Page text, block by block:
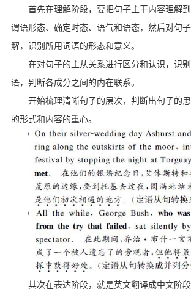
首先在理解阶段，要把句子主干内容理解
谓语形态、确定时态、语气和语态，然后对句
解，识别所用词语的形态和意义。
在对句子的主从关系进行区分和认识，识
语，判断各成分之间的内在联系。
开始梳理清晰句子的层次，判断出句子的
的形式和内容的重心。
其次在表达阶段，就是英文翻译成中文阶